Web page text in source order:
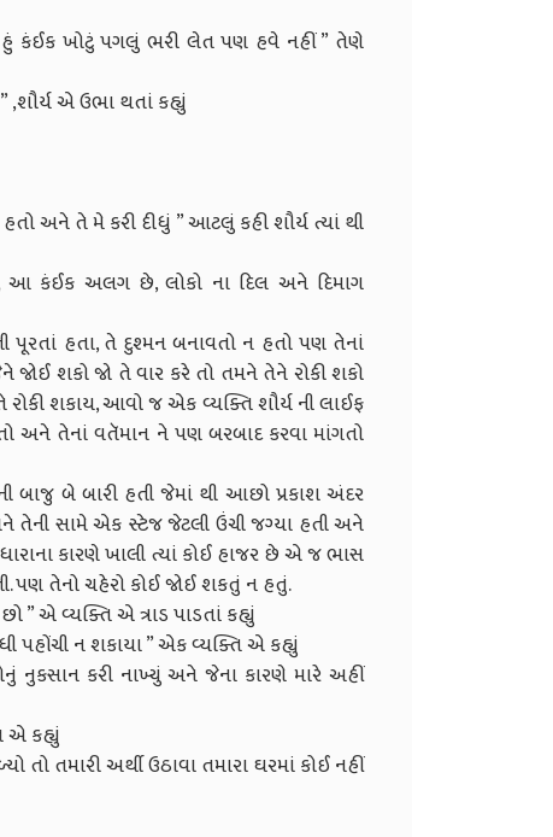
હું કંઈક ખોટું પગલું ભરી લેત પણ હવે નહીં ” તેણે
એ ઉભા થતાં કહ્યું
અને તે મે કરી દીધું ” આટલું કહી શૌર્ય ત્યાં થી
આ કંઈક અલગ છે, લોકો ના દિલ અને દિમાગ
પૂરતાં હતા, તે દુશ્મન બનાવતો ન હતો પણ તેનાં
શકો જો તે વાર કરે તો તમને તેને રોકી શકો
શકાય, આવો જ એક વ્યક્તિ શૌર્ય ની લાઈફ
અને તેનાં વતૅમાન ને પણ બરબાદ કરવા માંગતો
બાજુ બે બારી હતી જેમાં થી આછો પ્રકાશ અંદર
તેની સામે એક સ્ટેજ જેટલી ઉંચી જગ્યા હતી અને
કારણે ખાલી ત્યાં કોઈ હાજર છે એ જ ભાસ
પણ તેનો ચહેરો કોઈ જોઈ શકતું ન હતું.
” એ વ્યક્તિ એ ત્રાડ પાડતાં કહ્યું
ન શકાયા ” એક વ્યક્તિ એ કહ્યું
નુકસાન કરી નાખ્યું અને જેના કારણે મારે અહીં
એ કહ્યું
તમારી અર્થી ઉઠાવા તમારા ઘરમાં કોઈ નહીં